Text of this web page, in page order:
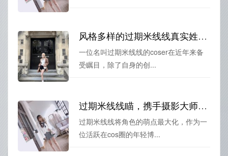
风格多样的过期米线线真实姓名cos作品，分享给你
一位名叫过期米线线的coser在近年来备
受瞩目，除了自身的创...
过期米线线瞄，携手摄影大师，共创美图盛典
过期米线线将角色的萌点最大化，作为一
位活跃在cos圈的年轻博...